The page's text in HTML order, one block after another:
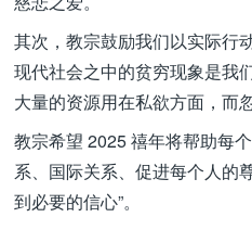
其次，教宗鼓励我们以实际行
现代社会之中的贫穷现象是我
大量的资源用在私欲方面，而
教宗希望 2025 禧年将帮助每
系、国际关系、促进每个人的
到必要的信心”。